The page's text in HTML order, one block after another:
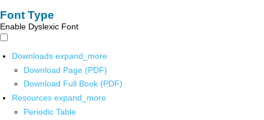
Font Type
Enable Dyslexic Font
Downloads expand_more
Download Page (PDF)
Download Full Book (PDF)
Resources expand_more
Periodic Table